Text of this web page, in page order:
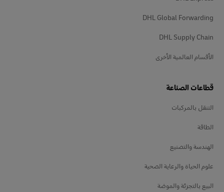
DHL Global Forwarding
DHL Supply Chain
الأقسام العالمية الأخرى
قطاعات الصناعة
التنقل بالمركبات
الطاقة
الهندسة والتصنيع
علوم الحياة والرعاية الصحية
البيع بالتجزئة والموضة